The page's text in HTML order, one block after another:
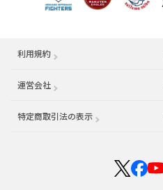
利用規約
運営会社 （別ウィンドウで開く）
特定商取引法の表示